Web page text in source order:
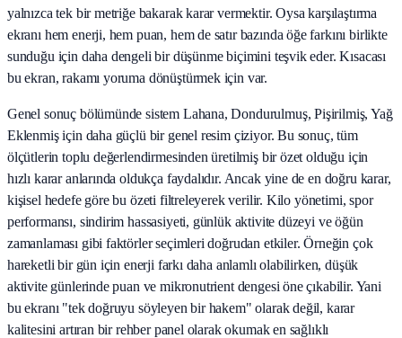
yalnızca tek bir metriğe bakarak karar vermektir. Oysa karşılaştırma
ekranı hem enerji, hem puan, hem de satır bazında öğe farkını birlikte
sunduğu için daha dengeli bir düşünme biçimini teşvik eder. Kısacası
bu ekran, rakamı yoruma dönüştürmek için var.
Genel sonuç bölümünde sistem Lahana, Dondurulmuş, Pişirilmiş, Yağ
Eklenmiş için daha güçlü bir genel resim çiziyor. Bu sonuç, tüm
ölçütlerin toplu değerlendirmesinden üretilmiş bir özet olduğu için
hızlı karar anlarında oldukça faydalıdır. Ancak yine de en doğru karar,
kişisel hedefe göre bu özeti filtreleyerek verilir. Kilo yönetimi, spor
performansı, sindirim hassasiyeti, günlük aktivite düzeyi ve öğün
zamanlaması gibi faktörler seçimleri doğrudan etkiler. Örneğin çok
hareketli bir gün için enerji farkı daha anlamlı olabilirken, düşük
aktivite günlerinde puan ve mikronutrient dengesi öne çıkabilir. Yani
bu ekranı "tek doğruyu söyleyen bir hakem" olarak değil, karar
kalitesini artıran bir rehber panel olarak okumak en sağlıklı